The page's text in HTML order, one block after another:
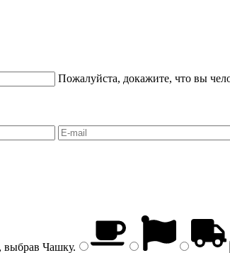
Пожалуйста, докажите, что вы
выбрав Чашку.